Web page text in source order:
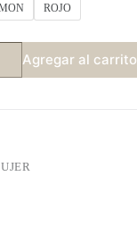
ROJO
Agregar al carrito